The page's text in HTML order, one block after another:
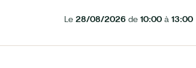
Le 28/08/2026 de 10:00 à 13:00